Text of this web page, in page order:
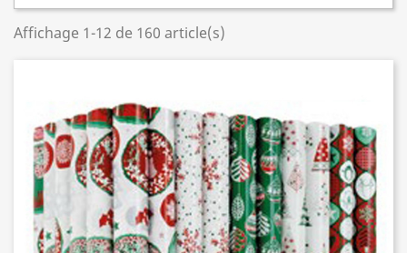
Affichage 1-12 de 160 article(s)